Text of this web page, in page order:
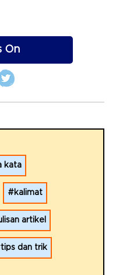
On
kata
kalimat
artikel
tips dan trik